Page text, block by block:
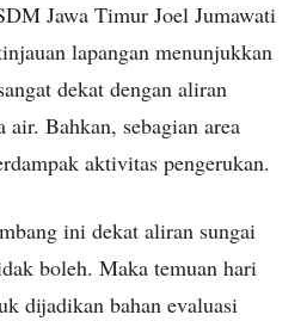
Jawa Timur Joel Jumawati
lapangan menunjukkan
dekat dengan aliran
air. Bahkan, sebagian area
aktivitas pengerukan.
ini dekat aliran sungai
boleh. Maka temuan hari
dijadikan bahan evaluasi